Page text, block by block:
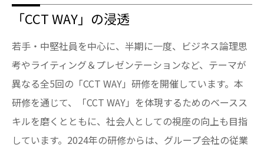
「CCT WAY」の浸透
若手・中堅社員を中心に、半期に一度、ビジネス論理思
考やライティング＆プレゼンテーションなど、テーマが
異なる全5回の「CCT WAY」研修を開催しています。本
研修を通じて、「CCT WAY」を体現するためのベースス
キルを磨くとともに、社会人としての視座の向上も目指
しています。2024年の研修からは、グループ会社の従業